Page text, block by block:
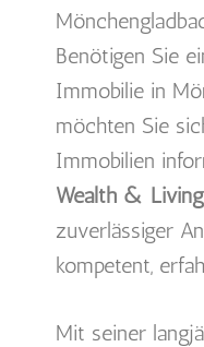
Benötigen Sie
Immobilie in
möchten Sie
Immobilien
Wealth &
zuverlässiger
kompetent,
Mit seiner